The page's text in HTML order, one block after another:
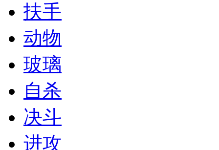
扶手
动物
玻璃
自杀
决斗
进攻